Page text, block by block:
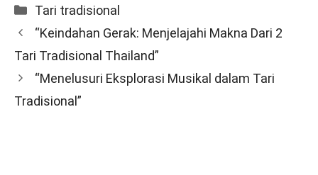
Categories
Tari tradisional
“Keindahan Gerak: Menjelajahi Makna Dari 2
Tari Tradisional Thailand”
“Menelusuri Eksplorasi Musikal dalam Tari
Tradisional”